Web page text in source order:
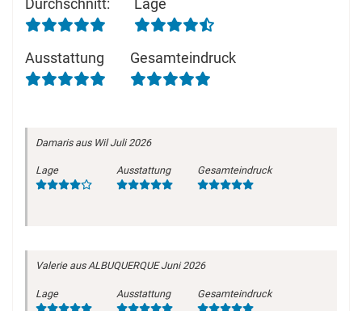
Durchschnitt: Lage
Ausstattung Gesamteindruck
Damarisaus Wil Juli 2026
Lage Ausstattung Gesamteindruck
Valerieaus ALBUQUERQUE Juni 2026
Lage Ausstattung Gesamteindruck